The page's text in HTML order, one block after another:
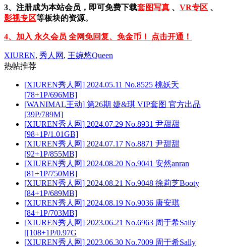
3、注册成为本站会员，即可免费下载套图写真 、 VR专区 、
影视专区等板块的资源。
4、加入 永久会员 全网免回复、免金币！ 点击开通！
XIUREN, 秀人网 , 王婉悠Queen
热帖推荐
[XIUREN秀人网] 2024.05.11 No.8525 桃妖夭
[78+1P/696MB]
[WANIMAL王动] 第26期 婕&琪 VIP套图 官方出品
[39P/789M]
[XIUREN秀人网] 2024.07.29 No.8931 尹甜甜
[98+1P/1.01GB]
[XIUREN秀人网] 2024.07.17 No.8871 尹甜甜
[92+1P/855MB]
[XIUREN秀人网] 2024.08.20 No.9041 安然anran
[81+1P/750MB]
[XIUREN秀人网] 2024.08.21 No.9048 徐莉芝Booty
[84+1P/689MB]
[XIUREN秀人网] 2024.08.19 No.9036 唐安琪
[84+1P/703MB]
[XIUREN秀人网] 2023.06.21 No.6963 周于希Sally
[[108+1P/0.97G
[XIUREN秀人网] 2023.06.30 No.7009 周于希Sally